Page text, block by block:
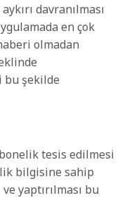
davranılması
en çok
olmadan
bu şekilde
tesis edilmesi
bilgisine sahip
yaptırılması bu